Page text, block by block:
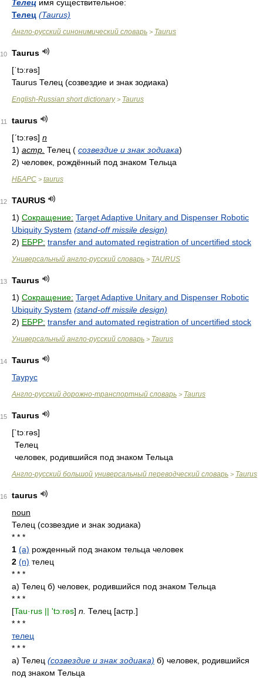
Телец имя существительное:
Телец (Taurus)
Англо-русский синонимический словарь > Taurus
10
Taurus
[ˈtɔ:rəs]
Taurus Телец (созвездие и знак зодиака)
English-Russian short dictionary> Taurus
11
taurus
[ʹtɔ:rəs] n
1) астр. Телец ( созвездие и знак зодиака)
2) человек, рождённый под знаком Тельца
НБАРС > taurus
12
TAURUS
1) Сокращение: Target Adaptive Unitary and Dispenser Robotic
Ubiquity System (stand-off missile design)
2) ЕБРР: transfer and automated registration of uncertified stock
Универсальный англо-русский словарь > TAURUS
13
Taurus
1) Сокращение: Target Adaptive Unitary and Dispenser Robotic
Ubiquity System (stand-off missile design)
2) ЕБРР: transfer and automated registration of uncertified stock
Универсальный англо-русский словарь > Taurus
14
Taurus
Taypyc
Англо-русский дорожно-транспортный словарь > Taurus
15
Taurus
[`tɔːrəs]
Телец
человек, родившийся под знаком Тельца
Англо-русский большой универсальный переводческий словарь > Taurus
16
taurus
noun
Телец (созвездие и знак зодиака)
* * *
1 (a) рожденный под знаком тельца человек
2 (n) телец
* * *
а) Телец б) человек, родившийся под знаком Тельца
* * *
[Tau·rus || 'tɔːrəs] n. Телец [астр.]
* * *
телец
* * *
а) Телец (созвездие и знак зодиака) б) человек, родившийся
под знаком Тельца